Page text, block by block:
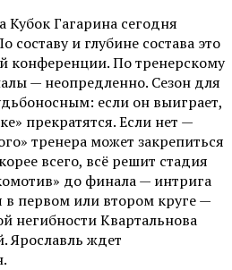
Гагарина сегодня
составу и глубине состава это
конференции. По тренерскому
— неопредленно. Сезон для
если он выиграет,
прекратятся. Если нет —
тренера может закрепиться
всего, всё решит стадия
до финала — интрига
в первом или втором круге —
негибности Квартальнова
Ярославль ждет